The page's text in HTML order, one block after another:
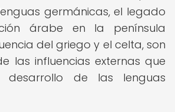
germánicas, el legado
árabe en la península
del griego y el celta, son
las influencias externas que
desarrollo de las lenguas